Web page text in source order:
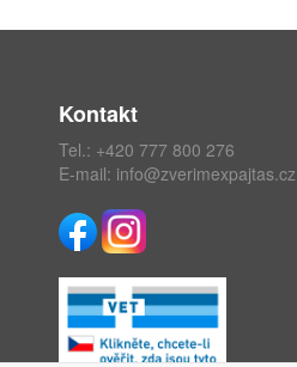
Kontakt
Tel.: +420 777 800 276
E-mail: info@zverimexpajtas.cz